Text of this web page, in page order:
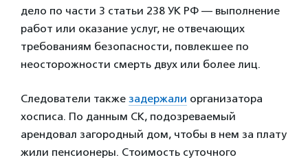
дело по части 3 статьи 238 УК РФ — выполнение
работ или оказание услуг, не отвечающих
требованиям безопасности, повлекшее по
неосторожности смерть двух или более лиц.
Следователи также задержали организатора
хосписа. По данным СК, подозреваемый
арендовал загородный дом, чтобы в нем за плату
жили пенсионеры. Стоимость суточного